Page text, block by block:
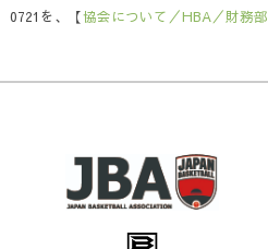
0721を、【協会について／HBA／財務部